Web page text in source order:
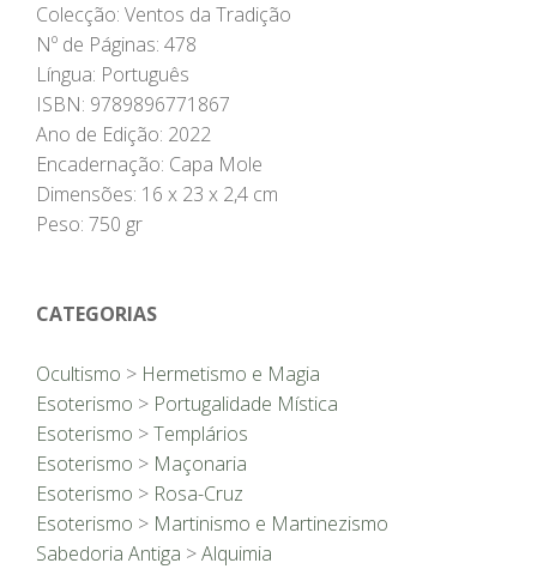
Colecção: Ventos da Tradição
Nº de Páginas: 478
Língua: Português
ISBN: 9789896771867
Ano de Edição: 2022
Encadernação: Capa Mole
Dimensões: 16 x 23 x 2,4 cm
Peso: 750 gr
CATEGORIAS
Ocultismo > Hermetismo e Magia
Esoterismo > Portugalidade Mística
Esoterismo >Templários
Esoterismo > Maçonaria
Esoterismo > Rosa-Cruz
Esoterismo > Martinismo e Martinezismo
Sabedoria Antiga >Alquimia